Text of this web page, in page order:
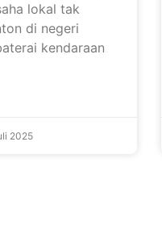
lokal tak
di negeri
kendaraan
2025